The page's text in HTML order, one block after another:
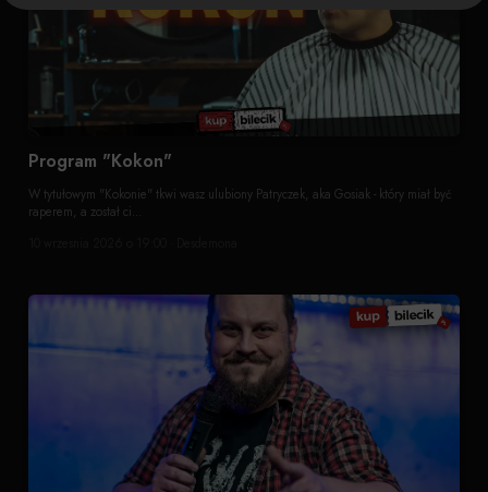
Program "Kokon"
W tytułowym "Kokonie" tkwi wasz ulubiony Patryczek, aka Gosiak - który miał być
raperem, a został ci...